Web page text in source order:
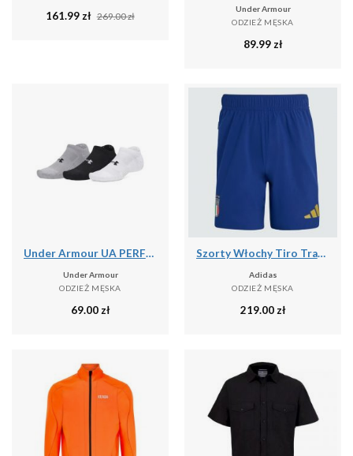
161.99 zł 269.00zł
Under Armour
ODZIEŻ MĘSKA
89.99 zł
Under Armour UA PERFORMANCE COTTON 3PK NS Skarpetki unisex
Under Armour
ODZIEŻ MĘSKA
69.00 zł
Szorty Włochy Tiro Travel
Adidas
ODZIEŻ MĘSKA
219.00 zł